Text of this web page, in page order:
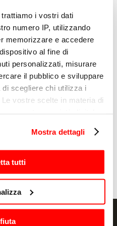
trattiamo i vostri dati
numero IP, utilizzando
memorizzare e accedere
al fine di
personalizzati, misurare
il pubblico e sviluppare
scegliere chi utilizza i
vostre scelte in materia di
consenso in qualsiasi
sui cookie o facendo clic
privacy.
sulla tua posizione
di qualche
Mostra dettagli
tutti
voor de verwerking
door Sirman
zoals aangegeven
Privacybeleid.